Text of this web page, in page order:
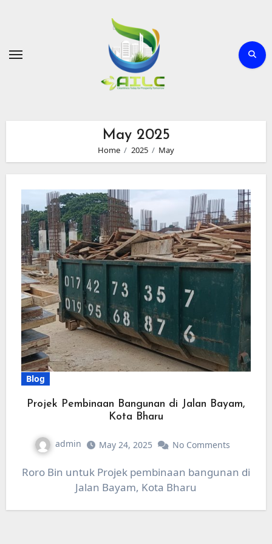
May 2025
Home 2025 May
Blog
Projek Pembinaan Bangunan di Jalan Bayam,
Kota Bharu
admin May 24, 2025 No Comments
Roro Bin untuk Projek pembinaan bangunan di
Jalan Bayam, Kota Bharu